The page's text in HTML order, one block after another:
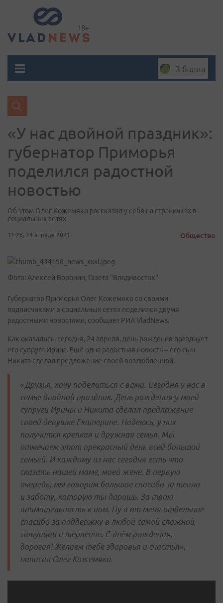
3 балла
«У нас двойной праздник»:
губернатор Приморья
поделился радостной
новостью
Об этом Олег Кожемяко рассказал у себя на страничках в
социальных сетях
11:26, 24 апреля 2021 Общество
Фото: Алексей Воронин, Газета "Владивосток"
Губернатор Приморья Олег Кожемяко со своими
подписчиками в социальных сетях поделился двумя
радостными новостями, сообщает РИА VladNews.
Как оказалось, сегодня, 24 апреля, день рождения празднует
его супруга Ирина. Ещё одна радостная новость – его сын
Никита сделал предложение своей возлюбленной.
«Друзья, хочу поделиться с вами. Сегодня у нас в
семье двойной праздник. День рождения у моей
супруги Ирины и Никита сделал предложение
своей девушке Екатерине. Надеюсь, у них
получится крепкая и дружная семья. Мы
отмечаем этот прекрасный день всей большой
семьей. И каждому из нас сегодня есть что
сказать нашей маме, моей жене. В первую
очередь, мы говорим большое спасибо за тепло
и заботу, которую ты даришь. За твою
внимательность к нам. Ну а от меня отдельное
спасибо за поддержку в любой самой сложной
ситуации и терпение. С днём рождения,
дорогая! Желаем тебе здоровья и счастья», -
написал Олег Кожемяко.